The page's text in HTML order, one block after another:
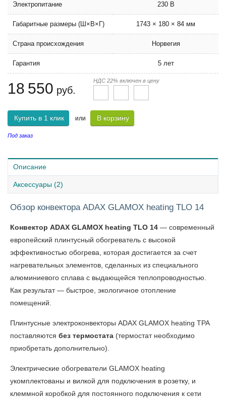
Электропитание 230 В
Габаритные размеры (Ш×В×Г) 1743 × 180 × 84 мм
Страна происхождения Норвегия
Гарантия 5 лет
18 550 руб.
НДС 22% включен в цену
Купить в 1 клик или В корзину
Под заказ
Описание
Аксессуары (2)
Обзор конвектора ADAX GLAMOX heating TLO 14
Конвектор ADAX GLAMOX heating TLO 14 — современный
европейский плинтусный обогреватель с высокой
эффективностью обогрева, которая достигается за счет
нагревательных элементов, сделанных из специального
алюминиевого сплава с выдающейся теплопроводностью.
Как результат — быстрое, экологичное отопление
помещений.
Плинтусные электроконвекторы ADAX GLAMOX heating TPA
поставляются без термостата (термостат необходимо
приобретать дополнительно).
Электрические обогреватели GLAMOX heating
укомплектованы и вилкой для подключения в розетку, и
клеммной коробкой для постоянного подключения к сети